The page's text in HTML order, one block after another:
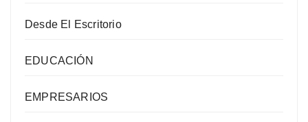
Desde El Escritorio
EDUCACIÓN
EMPRESARIOS